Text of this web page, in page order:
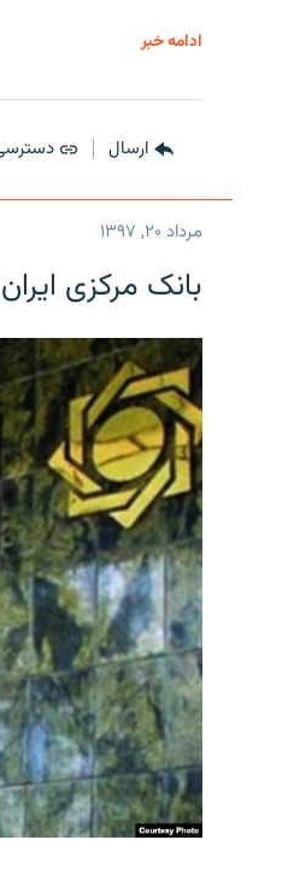
ادامه خبر
ارسال
مرداد ۲۰, ۱۳۹۷
بانک مرکزی ایران گم شدن ۹